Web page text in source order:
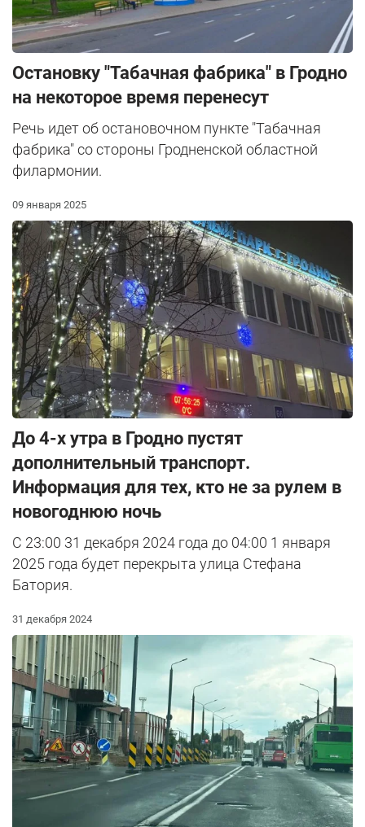
Остановку "Табачная фабрика" в Гродно
на некоторое время перенесут
Речь идет об остановочном пункте "Табачная
фабрика" со стороны Гродненской областной
филармонии.
09 января 2025
До 4-х утра в Гродно пустят
дополнительный транспорт.
Информация для тех, кто не за рулем в
новогоднюю ночь
С 23:00 31 декабря 2024 года до 04:00 1 января
2025 года будет перекрыта улица Стефана
Батория.
31 декабря 2024